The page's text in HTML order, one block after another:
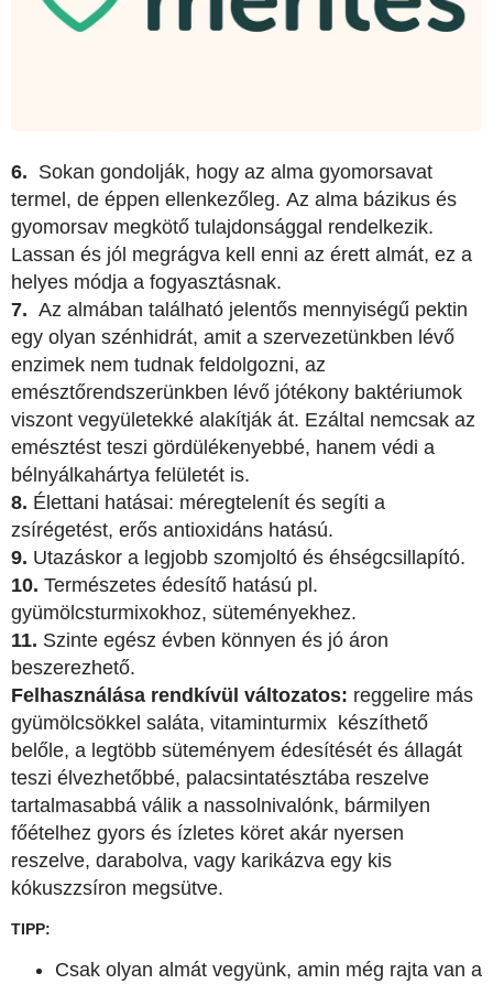
6. Sokan gondolják, hogy az alma gyomorsavat
termel, de éppen ellenkezőleg. Az alma bázikus és
gyomorsav megkötő tulajdonsággal rendelkezik.
Lassan és jól megrágva kell enni az érett almát, ez a
helyes módja a fogyasztásnak.
7. Az almában található jelentős mennyiségű pektin
egy olyan szénhidrát, amit a szervezetünkben lévő
enzimek nem tudnak feldolgozni, az
emésztőrendszerünkben lévő jótékony baktériumok
viszont vegyületekké alakítják át. Ezáltal nemcsak az
emésztést teszi gördülékenyebbé, hanem védi a
bélnyálkahártya felületét is.
8. Élettani hatásai: méregtelenít és segíti a
zsírégetést, erős antioxidáns hatású.
9. Utazáskor a legjobb szomjoltó és éhségcsillapító.
10. Természetes édesítő hatású pl.
gyümölcsturmixokhoz, süteményekhez.
11. Szinte egész évben könnyen és jó áron
beszerezhető.
Felhasználása rendkívül változatos: reggelire más
gyümölcsökkel saláta, vitaminturmix készíthető
belőle, a legtöbb süteményem édesítését és állagát
teszi élvezhetőbbé, palacsintatésztába reszelve
tartalmasabbá válik a nassolnivalónk, bármilyen
főételhez gyors és ízletes köret akár nyersen
reszelve, darabolva, vagy karikázva egy kis
kókuszzsíron megsütve.
TIPP:
Csak olyan almát vegyünk, amin még rajta van a